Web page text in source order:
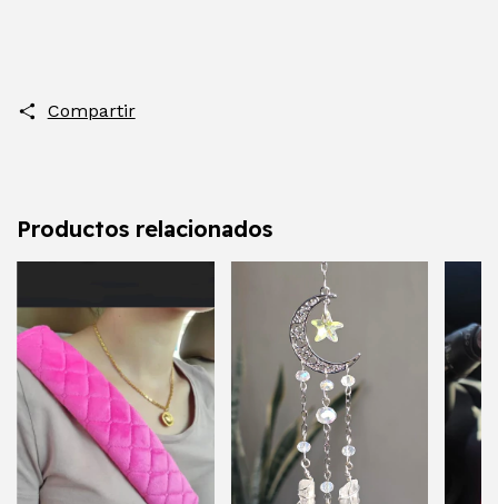
Compartir
Productos relacionados